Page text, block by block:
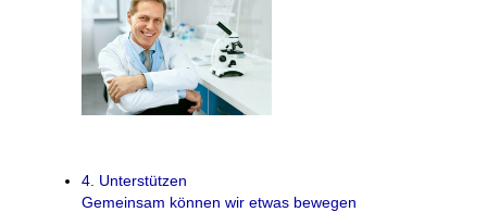
4. Unterstützen
Gemeinsam können wir etwas bewegen